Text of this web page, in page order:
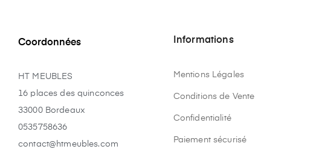
Coordonnées
HT MEUBLES
16 places des quinconces
33000 Bordeaux
0535758636
contact@htmeubles.com
Informations
Mentions Légales
Conditions de Vente
Confidentialité
Paiement sécurisé